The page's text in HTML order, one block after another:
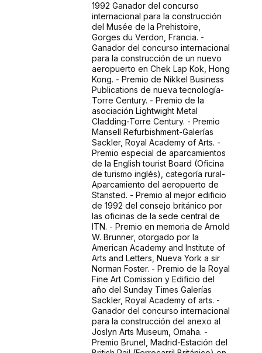
1992 Ganador del concurso
internacional para la construcción
del Musée de la Prehistoire,
Gorges du Verdon, Francia. -
Ganador del concurso internacional
para la construcción de un nuevo
aeropuerto en Chek Lap Kok, Hong
Kong. - Premio de Nikkel Business
Publications de nueva tecnología-
Torre Century. - Premio de la
asociación Lightwight Metal
Cladding-Torre Century. - Premio
Mansell Refurbishment-Galerías
Sackler, Royal Academy of Arts. -
Premio especial de aparcamientos
de la English tourist Board (Oficina
de turismo inglés), categoría rural-
Aparcamiento del aeropuerto de
Stansted. - Premio al mejor edificio
de 1992 del consejo británico por
las oficinas de la sede central de
ITN. - Premio en memoria de Arnold
W. Brunner, otorgado por la
American Academy and Institute of
Arts and Letters, Nueva York a sir
Norman Foster. - Premio de la Royal
Fine Art Comission y Edificio del
año del Sunday Times Galerías
Sackler, Royal Academy of arts. -
Ganador del concurso internacional
para la construcción del anexo al
Joslyn Arts Museum, Omaha. -
Premio Brunel, Madrid-Estación del